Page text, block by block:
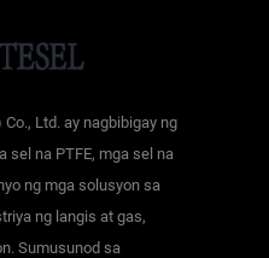
Ltd. ay nagbibigay ng
sel na PTFE, mga sel na
ng mga solusyon sa
ng langis at gas,
Sumusunod sa